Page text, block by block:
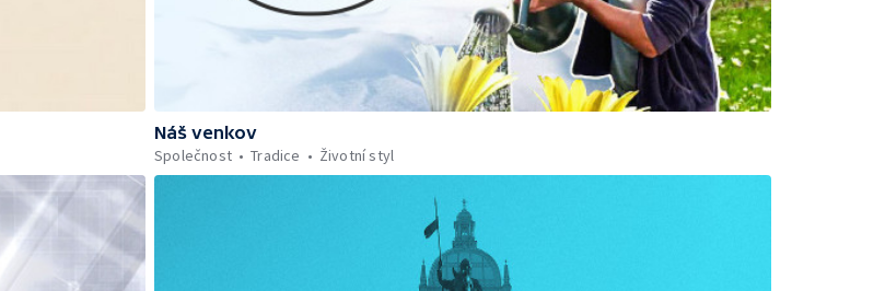
Náš venkov
Společnost
Tradice Životní styl